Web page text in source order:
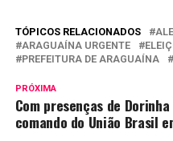
TÓPICOS RELACIONADOS
ARAGUAÍNA URGENTE
PREFEITURA DE ARAGUAÍNA
PRÓXIMA
Com presenças de
comando do União Brasil